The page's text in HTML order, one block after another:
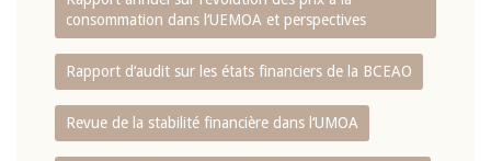
consommation dans l‘UEMOA et perspectives
Rapport d‘audit sur les états financiers de la BCEAO
Revue de la stabilité financière dans l‘UMOA